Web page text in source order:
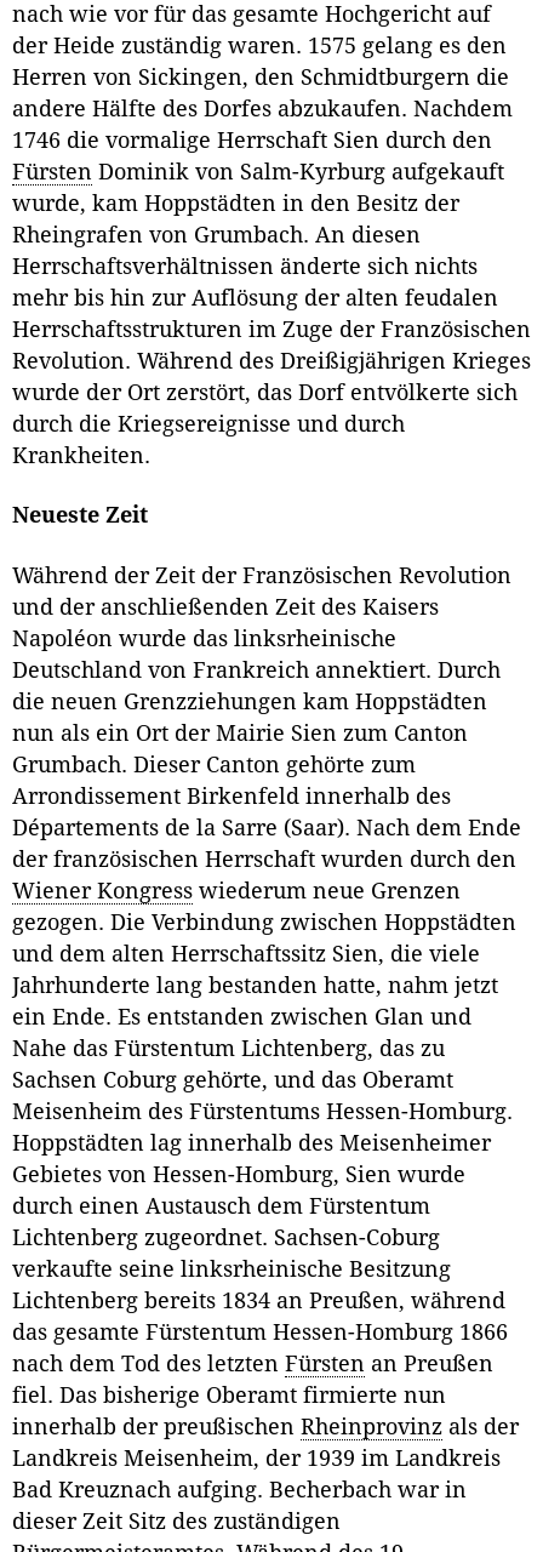
nach wie vor für das gesamte Hochgericht auf
der Heide zuständig waren. 1575 gelang es den
Herren von Sickingen, den Schmidtburgern die
andere Hälfte des Dorfes abzukaufen. Nachdem
1746 die vormalige Herrschaft Sien durch den
Fürsten Dominik von Salm-Kyrburg aufgekauft
wurde, kam Hoppstädten in den Besitz der
Rheingrafen von Grumbach. An diesen
Herrschaftsverhältnissen änderte sich nichts
mehr bis hin zur Auflösung der alten feudalen
Herrschaftsstrukturen im Zuge der Französischen
Revolution. Während des Dreißigjährigen Krieges
wurde der Ort zerstört, das Dorf entvölkerte sich
durch die Kriegsereignisse und durch
Krankheiten.
Neueste Zeit
Während der Zeit der Französischen Revolution
und der anschließenden Zeit des Kaisers
Napoléon wurde das linksrheinische
Deutschland von Frankreich annektiert. Durch
die neuen Grenzziehungen kam Hoppstädten
nun als ein Ort der Mairie Sien zum Canton
Grumbach. Dieser Canton gehörte zum
Arrondissement Birkenfeld innerhalb des
Départements de la Sarre (Saar). Nach dem Ende
der französischen Herrschaft wurden durch den
Wiener Kongress wiederum neue Grenzen
gezogen. Die Verbindung zwischen Hoppstädten
und dem alten Herrschaftssitz Sien, die viele
Jahrhunderte lang bestanden hatte, nahm jetzt
ein Ende. Es entstanden zwischen Glan und
Nahe das Fürstentum Lichtenberg, das zu
Sachsen Coburg gehörte, und das Oberamt
Meisenheim des Fürstentums Hessen-Homburg.
Hoppstädten lag innerhalb des Meisenheimer
Gebietes von Hessen-Homburg, Sien wurde
durch einen Austausch dem Fürstentum
Lichtenberg zugeordnet. Sachsen-Coburg
verkaufte seine linksrheinische Besitzung
Lichtenberg bereits 1834 an Preußen, während
das gesamte Fürstentum Hessen-Homburg 1866
nach dem Tod des letzten Fürsten an Preußen
fiel. Das bisherige Oberamt firmierte nun
innerhalb der preußischen Rheinprovinz als der
Landkreis Meisenheim, der 1939 im Landkreis
Bad Kreuznach aufging. Becherbach war in
dieser Zeit Sitz des zuständigen